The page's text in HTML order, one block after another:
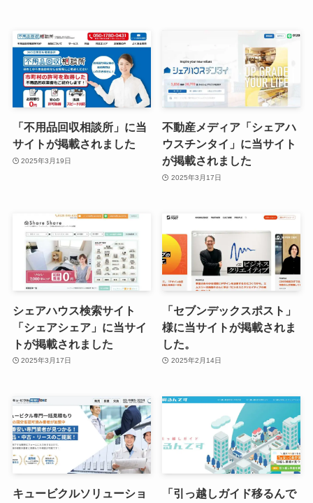
「不用品回収相談所」に当
サイトが掲載されました
2025年3月19日
不動産メディア「シェアハ
ウスチンタイ」に当サイト
が掲載されました
2025年3月17日
シェアハウス検索サイト
「シェアシェア」に当サイ
トが掲載されました
2025年3月17日
「セブンデックスポスト」
様に当サイトが掲載されま
した。
2025年2月14日
キュービクルソリューショ
「引っ越しガイド移るんで